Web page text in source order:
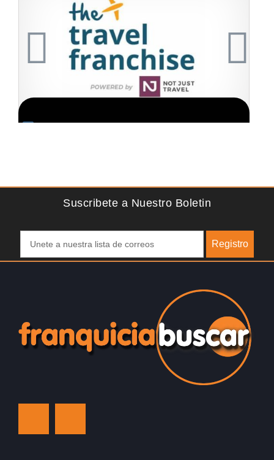
Suscribete a Nuestro Boletin
Registro